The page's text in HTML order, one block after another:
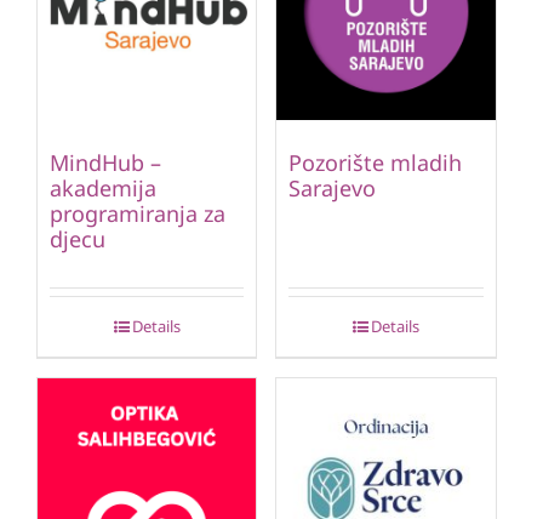
MindHub –
akademija
programiranja za
djecu
Details
Pozorište mladih
Sarajevo
Details